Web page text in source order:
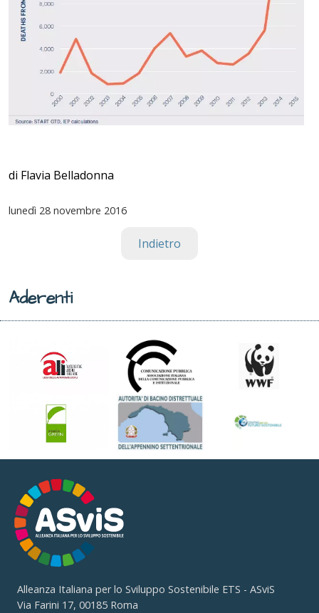
di Flavia Belladonna
lunedì 28 novembre 2016
Indietro
Aderenti
Alleanza Italiana per lo Sviluppo Sostenibile ETS - ASviS
Via Farini 17, 00185 Roma